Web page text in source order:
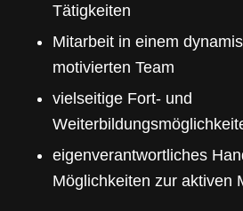
Tätigkeiten
Mitarbeit in einem
motivierten Team
vielseitige Fort- und
eigenverantwortliches
Möglichkeiten zur aktiven